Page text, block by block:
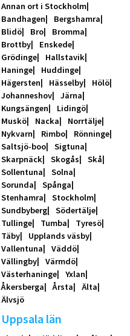
Annan ort i Stockholm
Bandhagen
Bergshamra
Blidö
Bro
Bromma
Brottby
Enskede
Grödinge
Hallstavik
Haninge
Huddinge
Hägersten
Hässelby
Hölö
Johanneshov
Järna
Kungsängen
Lidingö
Muskö
Nacka
Norrtälje
Nykvarn
Rimbo
Rönninge
Saltsjö-boo
Sigtuna
Skarpnäck
Skogås
Skå
Sollentuna
Solna
Sorunda
Spånga
Stenhamra
Stockholm
Sundbyberg
Södertälje
Tullinge
Tumba
Tyresö
Täby
Upplands väsby
Vallentuna
Väddö
Vällingby
Värmdö
Västerhaninge
Yxlan
Åkersberga
Årsta
Älta
Älvsjö
Uppsala län